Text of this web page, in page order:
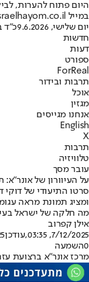
היום פתוח להערות,
במייל hayom@israelhayom.co.il.
יום שלישי, 9.6.2026
כ"ד
חדשות
דעות
ספורט
ForReal
תרבות ובידור
אוכל
מגזין
אנחנו מגייסים
English
X
תרבות
טלוויזיה
עובר מסך
על העיוורון של אונר"א:
סרטו התיעודי של דוקי
ומציג תמונת מראה
מה חלקה של ישראל
אילן קפרוב
7/12/2025, 03:35
,עודכן
0השמעה
מרכז אונר"א ברצועת